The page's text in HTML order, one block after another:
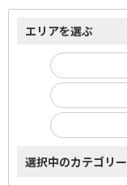
エリアを選ぶ
選択中のカテゴリー